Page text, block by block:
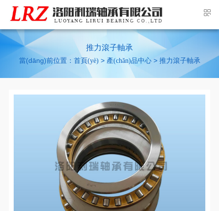
推力滾子軸承
當(dāng)前位置： 首頁(yè) > 產(chǎn)品中心> 推力滾子軸承